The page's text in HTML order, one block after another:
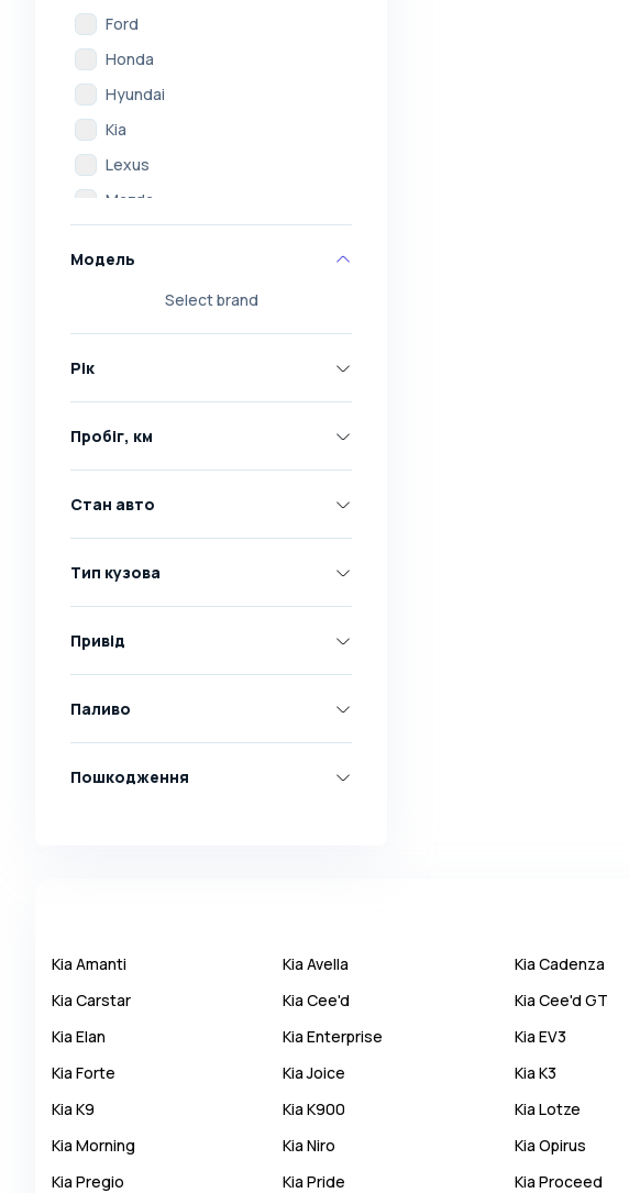
Ford
Honda
Hyundai
Kia
Lexus
Mazda
Mitsubishi
Opel
Skoda
Volkswagen
Abarth
AC
Acura
Adler
Alfa Romeo
Apal
Модель
Select brand
Рік
Пробіг, км
Стан авто
Тип кузова
Привід
Паливо
Пошкодження
Kia Amanti Kia Avella Kia Cadenza
Kia Carstar Kia Cee'd Kia Cee'd GT
Kia Elan Kia Enterprise Kia EV3
Kia Forte Kia Joice Kia K3
Kia K9 Kia K900 Kia Lotze
Kia Morning Kia Niro Kia Opirus
Kia Pregio Kia Pride Kia Proceed